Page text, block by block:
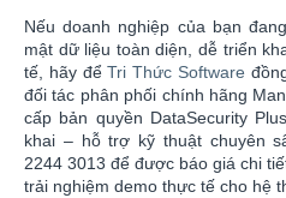
Nếu doanh nghiệp của bạn
mật dữ liệu toàn diện, dễ triển
tế, hãy đểTri Thức Software
đối tác phân phối chính hãng
cấp bản quyền DataSecurity
khai – hỗ trợ kỹ thuật chuyên
2244 3013 để được báo giá chi
trải nghiệm demo thực tế cho hệ